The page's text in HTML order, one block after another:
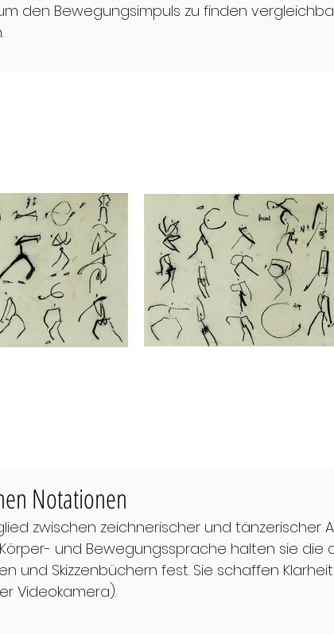
den Bewegungsimpuls zu finden
Notationen
zwischen zeichnerischer und tänzerischer
und Bewegungssprache halten sie
und Skizzenbüchern fest. Sie schaffen
Videokamera).